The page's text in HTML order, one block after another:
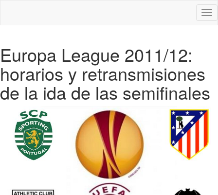
Europa League 2011/12:
horarios y retransmisiones
de la ida de las semifinales